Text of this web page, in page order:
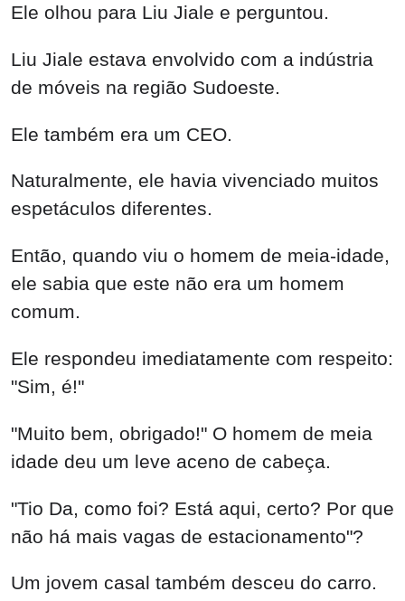
Ele olhou para Liu Jiale e perguntou.
Liu Jiale estava envolvido com a indústria
de móveis na região Sudoeste.
Ele também era um CEO.
Naturalmente, ele havia vivenciado muitos
espetáculos diferentes.
Então, quando viu o homem de meia-idade,
ele sabia que este não era um homem
comum.
Ele respondeu imediatamente com respeito:
"Sim, é!"
"Muito bem, obrigado!" O homem de meia
idade deu um leve aceno de cabeça.
"Tio Da, como foi? Está aqui, certo? Por que
não há mais vagas de estacionamento"?
Um jovem casal também desceu do carro.